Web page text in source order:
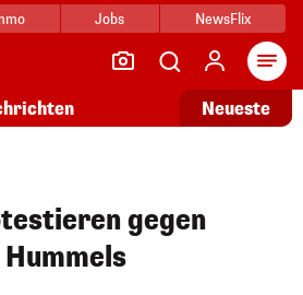
Jobs NewsFlix
Neueste
gegen